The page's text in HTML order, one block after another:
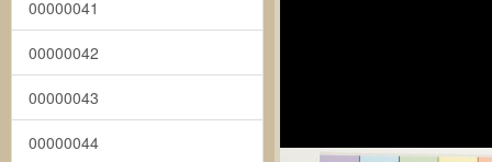
00000041
00000042
00000043
00000044